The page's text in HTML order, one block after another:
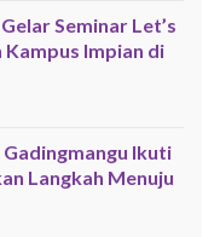
Seminar Let’s
Kampus Impian di
Ikuti
Langkah Menuju